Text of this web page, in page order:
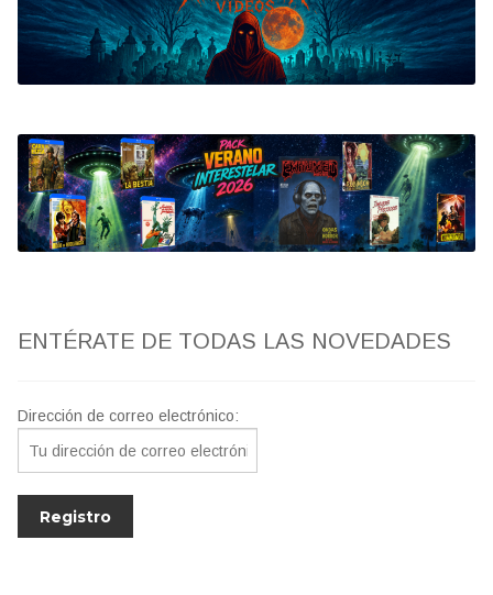
Bluray
Clasificada S
artwork
fantaterror
Jesús Franco
ENTÉRATE DE TODAS LAS NOVEDADES
Dirección de correo electrónico: